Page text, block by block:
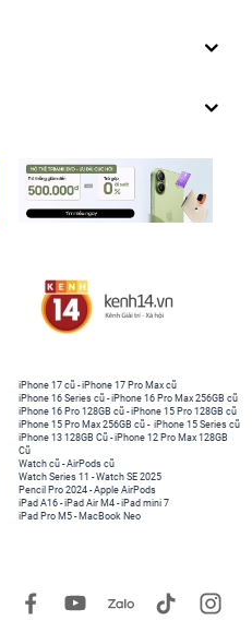
iPhone 17 cũ -iPhone 17 Pro Max cũ
iPhone 16 Series cũ - iPhone 16 Pro Max 256GB cũ
iPhone 16 Pro 128GB cũ -iPhone 15 Pro 128GB cũ
iPhone 15 Pro Max 256GB cũ - iPhone 15 Series cũ
iPhone 13 128GB Cũ -iPhone 12 Pro Max 128GB
Cũ
Watch cũ -AirPods cũ
Watch Series 11 -Watch SE 2025
Pencil Pro 2024 -Apple AirPods
iPad A16 -iPad Air M4 -iPad mini 7
iPad Pro M5 - MacBook Neo